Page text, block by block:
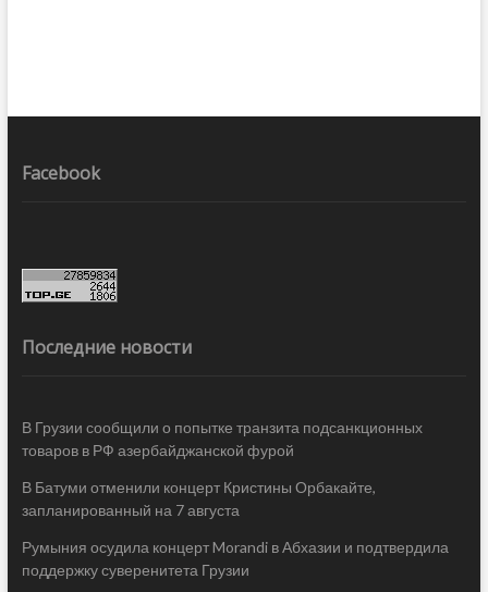
Facebook
Последние новости
В Грузии сообщили о попытке транзита подсанкционных
товаров в РФ азербайджанской фурой
В Батуми отменили концерт Кристины Орбакайте,
запланированный на 7 августа
Румыния осудила концерт Morandi в Абхазии и подтвердила
поддержку суверенитета Грузии